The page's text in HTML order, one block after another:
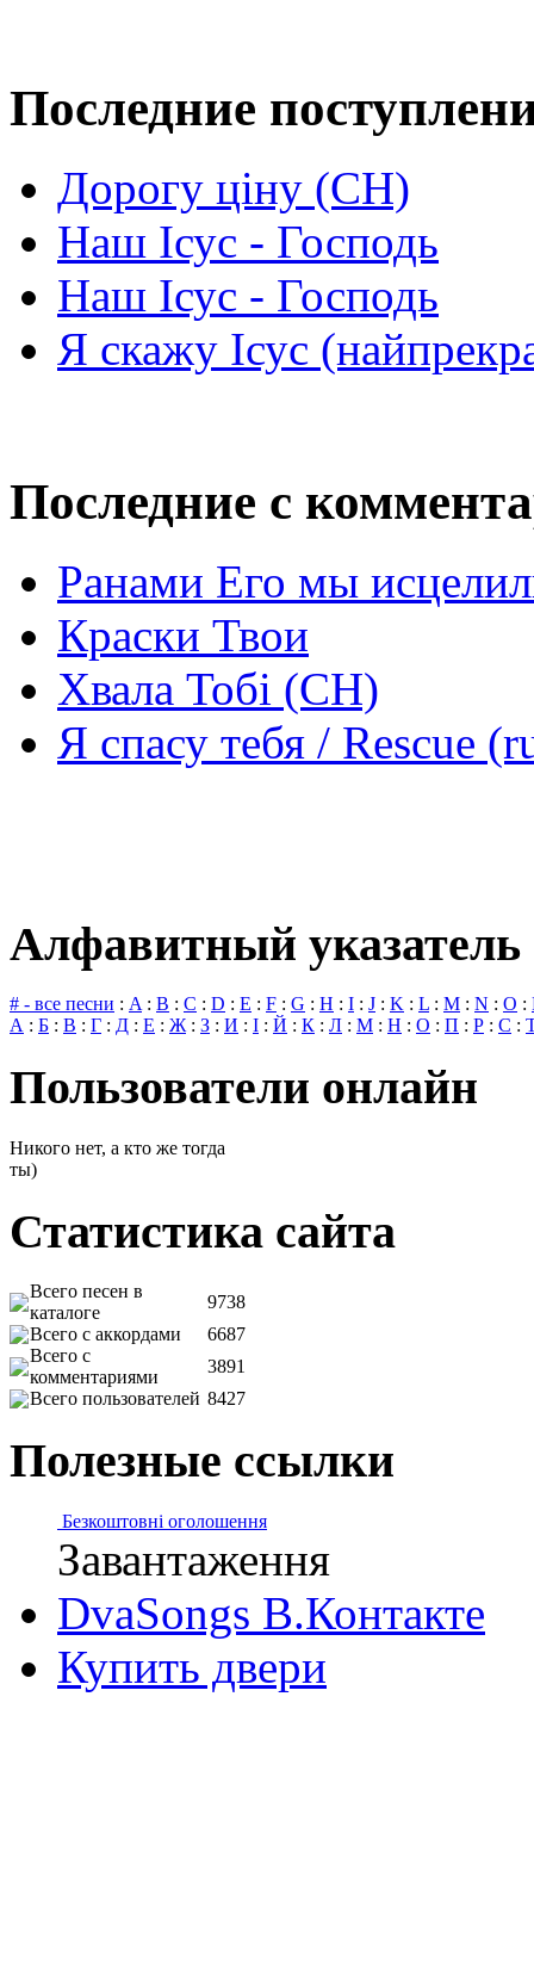
Последние
Дорогу ціну (СН)
Наш Ісус - Господь
Наш Ісус - Господь
Я скажу Ісус
Последние с
Ранами Его мы
Краски Твои
Хвала Тобі (СН)
Я спасу тебя / Rescue
Алфавитный указатель
# - все песни : A: B : C : D : E : F : G : H : I : J : K : L : M : N : O :
А : Б : В : Г : Д : Е : Ж: З : И : І : Й : К : Л : М : Н : О : П : Р : С :
Пользователи онлайн
Никого нет, а кто же тогда
ты)
Статистика сайта
Всего песен в
каталоге
9738
Всего с аккордами
6687
Всего с
комментариями
3891
Всего пользователей 8427
Полезные ссылки
Безкоштовні оголошення
Завантаження
DvaSongs В.Контакте
Купить двери